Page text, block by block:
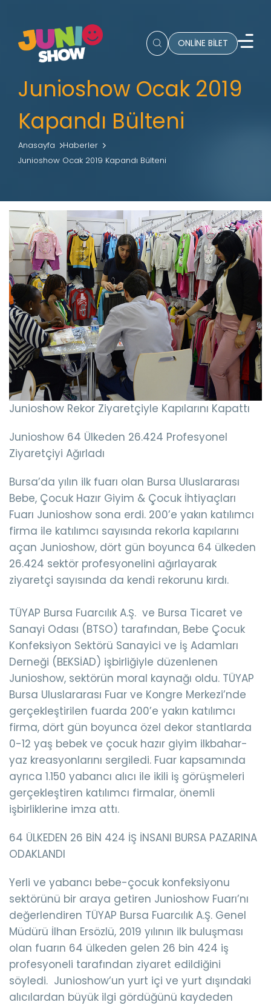
ONLİNE BİLET
Junioshow Ocak 2019
Kapandı Bülteni
Anasayfa
Haberler
Junioshow Ocak 2019 Kapandı Bülteni
Junioshow Rekor Ziyaretçiyle Kapılarını Kapattı
Junioshow 64 Ülkeden 26.424 Profesyonel
Ziyaretçiyi Ağırladı
Bursa’da yılın ilk fuarı olan Bursa Uluslararası
Bebe, Çocuk Hazır Giyim & Çocuk İhtiyaçları
Fuarı Junioshow sona erdi. 200’e yakın katılımcı
firma ile katılımcı sayısında rekorla kapılarını
açan Junioshow, dört gün boyunca 64 ülkeden
26.424 sektör profesyonelini ağırlayarak
ziyaretçi sayısında da kendi rekorunu kırdı.
TÜYAP Bursa Fuarcılık A.Ş. ve Bursa Ticaret ve
Sanayi Odası (BTSO) tarafından, Bebe Çocuk
Konfeksiyon Sektörü Sanayici ve İş Adamları
Derneği (BEKSİAD) işbirliğiyle düzenlenen
Junioshow, sektörün moral kaynağı oldu. TÜYAP
Bursa Uluslararası Fuar ve Kongre Merkezi’nde
gerçekleştirilen fuarda 200’e yakın katılımcı
firma, dört gün boyunca özel dekor stantlarda
0-12 yaş bebek ve çocuk hazır giyim ilkbahar-
yaz kreasyonlarını sergiledi. Fuar kapsamında
ayrıca 1.150 yabancı alıcı ile ikili iş görüşmeleri
gerçekleştiren katılımcı firmalar, önemli
işbirliklerine imza attı.
64 ÜLKEDEN 26 BİN 424 İŞ İNSANI BURSA PAZARINA
ODAKLANDI
Yerli ve yabancı bebe-çocuk konfeksiyonu
sektörünü bir araya getiren Junioshow Fuarı’nı
değerlendiren TÜYAP Bursa Fuarcılık A.Ş. Genel
Müdürü İlhan Ersözlü, 2019 yılının ilk buluşması
olan fuarın 64 ülkeden gelen 26 bin 424 iş
profesyoneli tarafından ziyaret edildiğini
söyledi. Junioshow’un yurt içi ve yurt dışındaki
alıcılardan büyük ilgi gördüğünü kaydeden